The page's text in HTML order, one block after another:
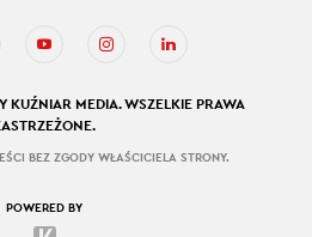
KUŹNIAR MEDIA. WSZELKIE PRAWA
BEZ ZGODY WŁAŚCICIELA STRONY.
POWERED BY